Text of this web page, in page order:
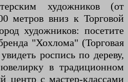
художников (от
метров вниз к Торговой
художников: посетите
"Хохлома" (Торговая
роспись по дереву,
в традиционном
центр с мастер-классами